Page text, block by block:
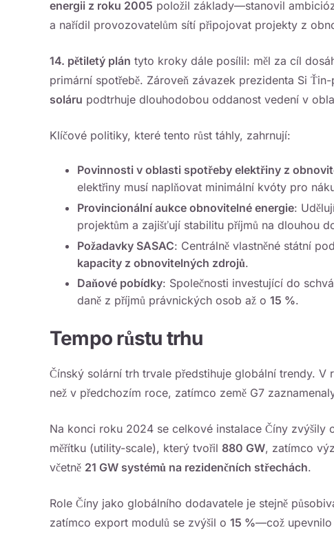
energii z roku 2005 položil základy—stanovil
a nařídil provozovatelům sítí připojovat projekty z
14. pětiletý plán tyto kroky dále posílil: měl za cíl
primární spotřebě. Zároveň závazek prezidenta Si
soláru podtrhuje dlouhodobou oddanost vedení v
Klíčové politiky, které tento růst táhly, zahrnují:
Povinnosti v oblasti spotřeby elektřiny z
elektřiny musí naplňovat minimální kvóty pro
Provincionální aukce obnovitelné energie:
projektům a zajišťují stabilitu příjmů na dlouhou
Požadavky SASAC: Centrálně vlastněné státní
kapacity z obnovitelných zdrojů.
Daňové pobídky: Společnosti investující do
daně z příjmů právnických osob až o 15 %.
Tempo růstu trhu
Čínský solární trh trvale předstihuje globální trendy. V
než v předchozím roce, zatímco země G7
Na konci roku 2024 se celkové instalace Číny zvýšily
měřítku (utility-scale), který tvořil 880 GW, zatímco
včetně 21 GW systémů na rezidenčních střechách.
Role Číny jako globálního dodavatele je stejně
zatímco export modulů se zvýšil o 15 %—což upevnilo